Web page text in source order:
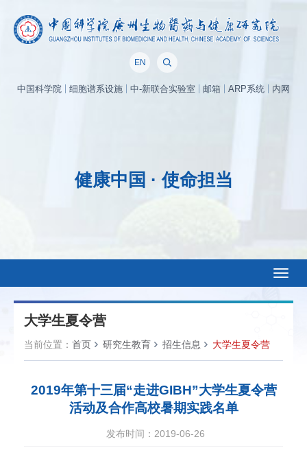
EN
中国科学院 细胞谱系设施 中-新联合实验室 邮箱 ARP系统 内网
健康中国 · 使命担当
大学生夏令营
当前位置： 首页 研究生教育 招生信息 大学生夏令营
2019年第十三届“走进GIBH”大学生夏令营
活动及合作高校暑期实践名单
发布时间：2019-06-26